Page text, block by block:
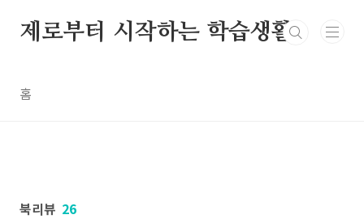
제로부터 시작하는 학습생활
홈
북리뷰 26